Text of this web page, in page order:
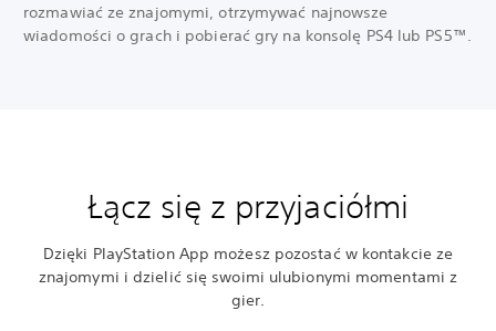
rozmawiać ze znajomymi, otrzymywać najnowsze
wiadomości o grach i pobierać gry na konsolę PS4 lub PS5™.
Łącz się z przyjaciółmi
Dzięki PlayStation App możesz pozostać w kontakcie ze
znajomymi i dzielić się swoimi ulubionymi momentami z
gier.